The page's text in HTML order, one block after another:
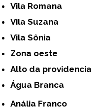
Vila Romana
Vila Suzana
Vila Sônia
Zona oeste
alto da providencia
Água Branca
Anália Franco